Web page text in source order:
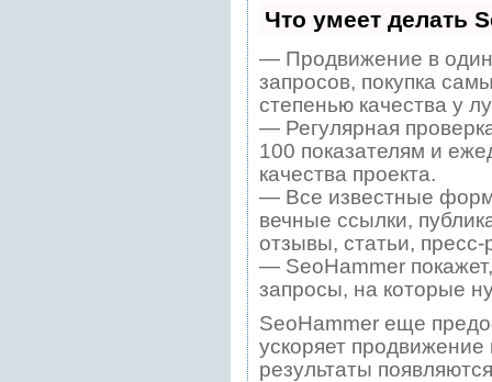
Что умеет делать
— Продвижение в один
запросов, покупка
степенью качества у
— Регулярная
100 показателям и
качества проекта.
— Все известные
вечные ссылки,
отзывы, статьи,
— SeoHammer
запросы, на которые
SeoHammer еще
ускоряет
результаты